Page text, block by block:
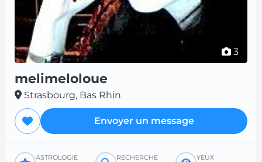
3
melimeloloue
Strasbourg, Bas Rhin
Envoyer un message
ASTROLOGIE RECHERCHE YEUX